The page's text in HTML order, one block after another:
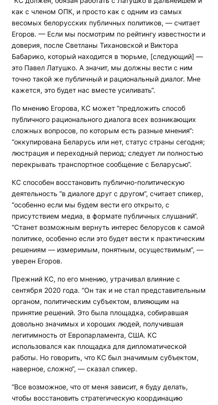
как с членом ОПК, и просто как с одним из самых
весомых белорусских публичных политиков, — считает
Егоров. — Если мы посмотрим по рейтингу известности и
доверия, после Светланы Тихановской и Виктора
Бабарико, который находится в тюрьме, [следующий] —
это Павел Латушко. А значит, мы должны вести с ним
точно такой же публичный и рациональный диалог. Мне
кажется, это будет нас вместе усиливать“.
По мнению Егорова, КС может “предложить способ
публичного рационального диалога всех возникающих
сложных вопросов, по которым есть разные мнения“:
“оккупирована Беларусь или нет, статус страны сегодня;
люстрация и переходный период; следует ли полностью
перекрывать транспортное сообщение с Беларусью“.
КС способен восстановить публично-политическую
деятельность “в диалоге друг с другом“, считает спикер,
“особенно если мы будем вести его открыто, с
присутствием медиа, в формате публичных слушаний“.
“Станет возможным вернуть интерес белорусов к самой
политике, особенно если это будет вести к практическим
решениям — измеримым, понятным, осуществимым“, —
уверен Егоров.
Прежний КС, по его мнению, утрачивал влияние с
сентября 2020 года. “Он так и не стал представительным
органом, политическим субъектом, влияющим на
принятие решений. Это была площадка, собиравшая
довольно значимых и хороших людей, получившая
легитимность от Европарламента, США. КС
использовался как площадка для дипломатической
работы. Но говорить, что КС был значимым субъектом,
наверное, сложно“, — сказал спикер.
“Все возможное, что от меня зависит, я буду делать,
чтобы восстановить стратегическую координацию